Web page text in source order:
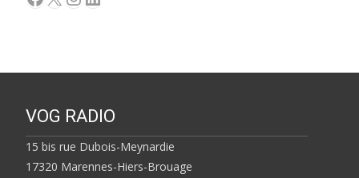
VOG RADIO
15 bis rue Dubois-Meynardie
17320 Marennes-Hiers-Brouage